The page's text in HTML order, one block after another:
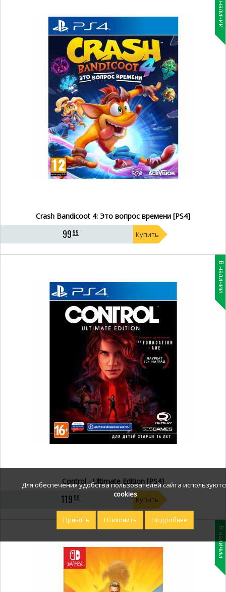
В наличии
Crash Bandicoot 4: Это вопрос времени [PS4]
9999 Купить
В наличии
Control - Ultimate Edition [PS4]
119 99 Купить
В наличии
Для обеспечения удобства пользователей сайта
cookies
Принять Отклонить Подробнее